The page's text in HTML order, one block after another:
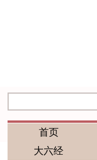
首页
大六经